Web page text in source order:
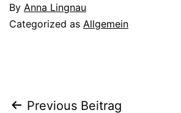
By Anna Lingnau
Categorized as Allgemein
Previous Beitrag